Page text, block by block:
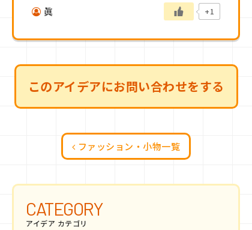
眞 +1
このアイデアにお問い合わせをする
ファッション・小物一覧
CATEGORY
アイデア カテゴリ